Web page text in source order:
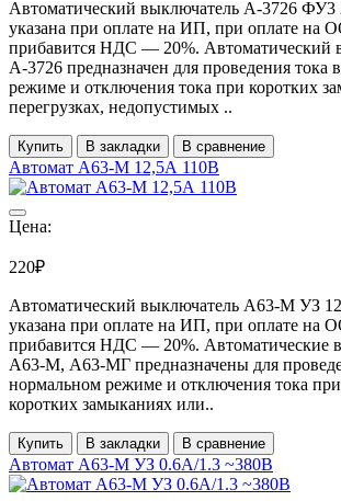
Автоматический выключатель А-3726
указана при оплате на ИП, при оплате на
прибавится НДС ― 20%. Автоматический
А-3726 предназначен для проведения тока
режиме и отключения тока при коротких
перегрузках, недопустимых ..
Купить В закладки В сравнение
Автомат А63-М 12,5А 110В
Цена:
220₽
Автоматический выключатель А63-М УЗ
указана при оплате на ИП, при оплате на
прибавится НДС ― 20%. Автоматические
А63-М, А63-МГ предназначены для
нормальном режиме и отключения тока при
коротких замыканиях или..
Купить В закладки В сравнение
Автомат А63-М УЗ 0.6А/1.3 ~380В